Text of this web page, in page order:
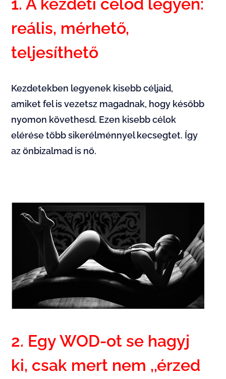
1. A kezdeti célod legyen:
reális, mérhető,
teljesíthető
Kezdetekben legyenek kisebb céljaid,
amiket fel is vezetsz magadnak, hogy később
nyomon követhesd. Ezen kisebb célok
elérése több sikerélménnyel kecsegtet. Így
az önbizalmad is nő.
2. Egy WOD-ot se hagyj
ki, csak mert nem ,,érzed